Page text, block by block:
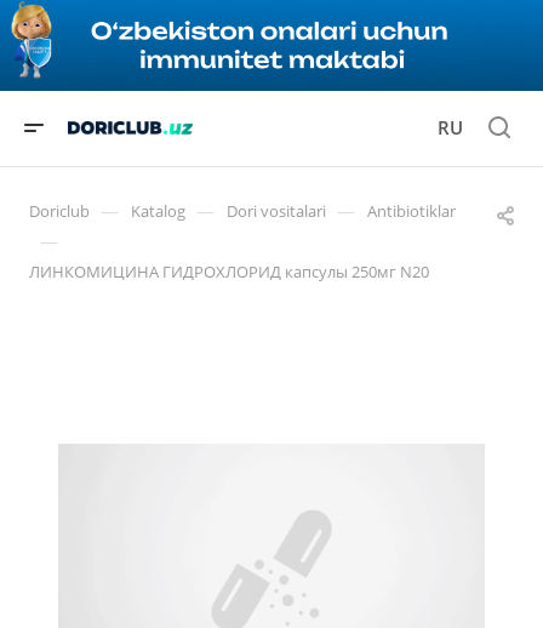
RU
Doriclub — Katalog — Dori vositalari — Antibiotiklar
—
ЛИНКОМИЦИНА ГИДРОХЛОРИД капсулы 250мг N20